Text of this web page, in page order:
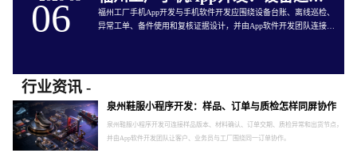
06
福州工厂手机App开发与手机软件开发应围绕设备台账、离线巡检、
异常工单、备件使用和复核证据设计，并由App软件开发团队连接生
行业资讯 -
泉州鞋服小程序开发：样品、订单与质检怎样同屏协作
泉州鞋服小程序开发可连接样品版本、材料确认、订单交期、质检异常和出货节点，
并由App软件开发团队让客户、业务员与工厂围绕同一订单协作。